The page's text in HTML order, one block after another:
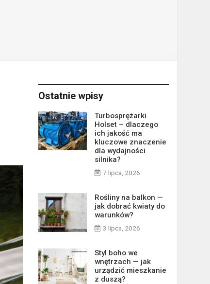
Ostatnie wpisy
Turbosprężarki
Holset – dlaczego
ich jakość ma
kluczowe znaczenie
dla wydajności
silnika?
7 lipca, 2026
Rośliny na balkon —
jak dobrać kwiaty do
warunków?
3 lipca, 2026
Styl boho we
wnętrzach — jak
urządzić mieszkanie
z duszą?